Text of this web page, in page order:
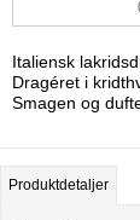
Italiensk
Dragéret i
Smagen og
Produktdetaljer